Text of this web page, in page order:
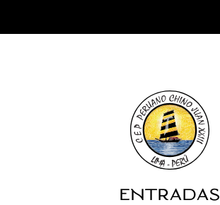
ENTRADAS